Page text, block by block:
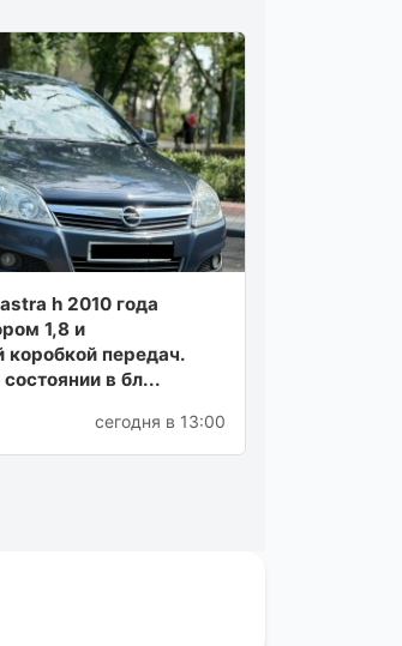
h 2010 годa
1,8 и
коpобкой пepeдач.
в бл...
сегодня в 13:00